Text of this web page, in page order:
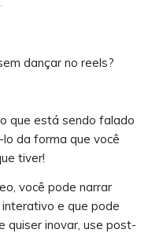
dançar no reels?
que está sendo falado
da forma que você
tiver!
você pode narrar
e que pode
quiser inovar, use post-